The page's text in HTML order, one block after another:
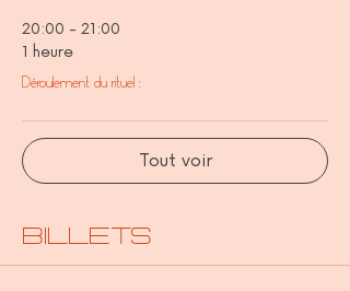
20:00 - 21:00
1 heure
Déroulement du rituel :
Tout voir
Billets